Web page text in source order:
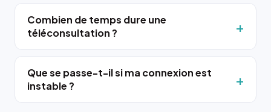
Combien de temps dure une
téléconsultation ?
Que se passe-t-il si ma connexion est
instable ?